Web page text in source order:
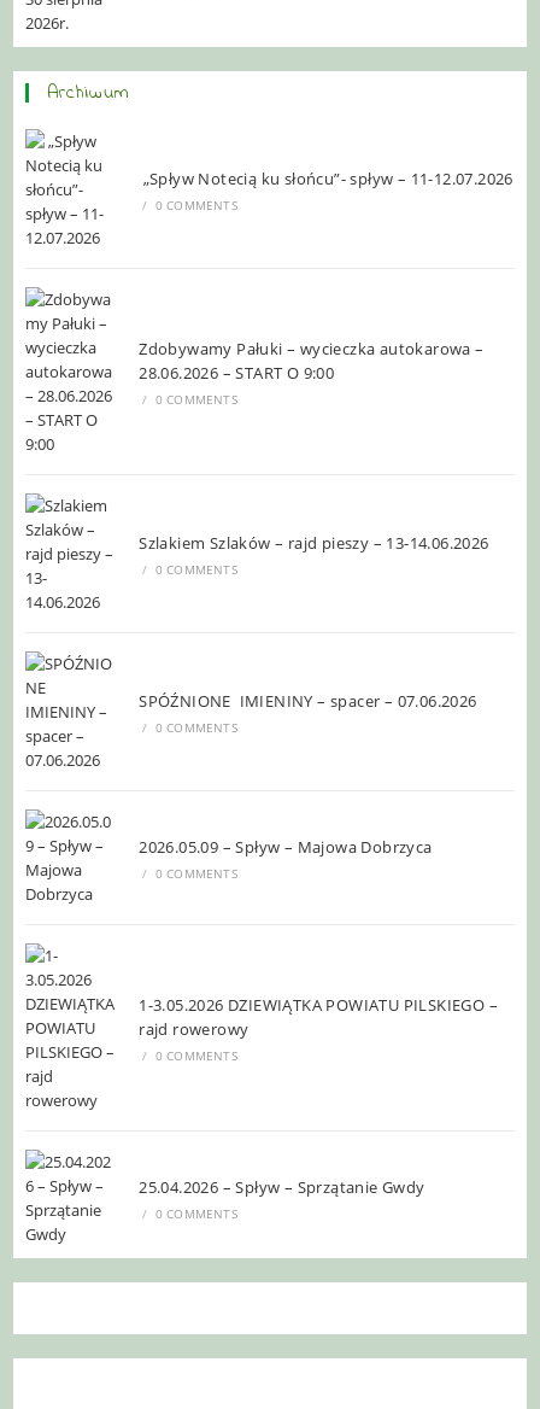
Archiwum
„Spływ Notecią ku słońcu”- spływ – 11-12.07.2026
/ 0 COMMENTS
Zdobywamy Pałuki – wycieczka autokarowa –
28.06.2026 – START O 9:00
/ 0 COMMENTS
Szlakiem Szlaków – rajd pieszy – 13-14.06.2026
/ 0 COMMENTS
SPÓŹNIONE IMIENINY – spacer – 07.06.2026
/ 0 COMMENTS
2026.05.09 – Spływ – Majowa Dobrzyca
/ 0 COMMENTS
1-3.05.2026 DZIEWIĄTKA POWIATU PILSKIEGO –
rajd rowerowy
/ 0 COMMENTS
25.04.2026 – Spływ – Sprzątanie Gwdy
/ 0 COMMENTS